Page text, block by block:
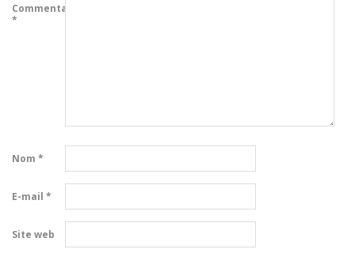
Commentaire
*
Nom *
E-mail *
Site web